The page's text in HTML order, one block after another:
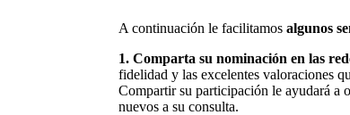
A continuación le facilitamos algunos
1. Comparta su nominación en las
fidelidad y las excelentes valoraciones
Compartir su participación le ayudará a
nuevos a su consulta.